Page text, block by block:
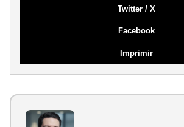
Twitter / X
Facebook
Imprimir